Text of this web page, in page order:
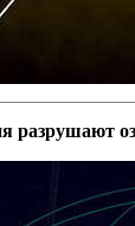
разрушают